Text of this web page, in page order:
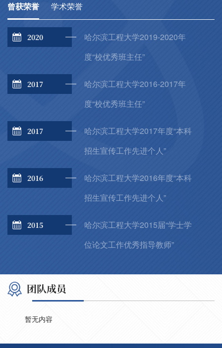
曾获荣誉 学术荣誉
2020
哈尔滨工程大学2019-2020年
度“校优秀班主任”
2017
哈尔滨工程大学2016-2017年
度“校优秀班主任”
2017
哈尔滨工程大学2017年度“本科
招生宣传工作先进个人”
2016
哈尔滨工程大学2016年度“本科
招生宣传工作先进个人”
2015
哈尔滨工程大学2015届“学士学
位论文工作优秀指导教师”
团队成员
暂无内容